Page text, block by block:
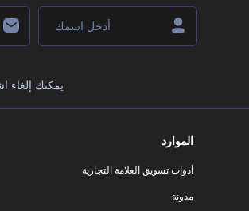
يمكنك
الموارد
أدوات تسويق العلامة التجارية
مدونة